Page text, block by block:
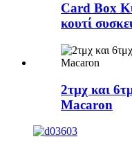
Card Box
κουτί
2τμχ και
Macaron